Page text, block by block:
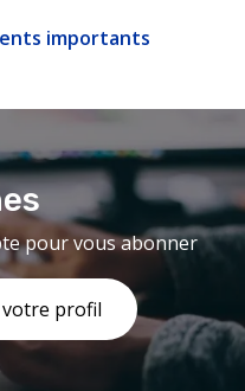
importants
pour vous abonner
profil